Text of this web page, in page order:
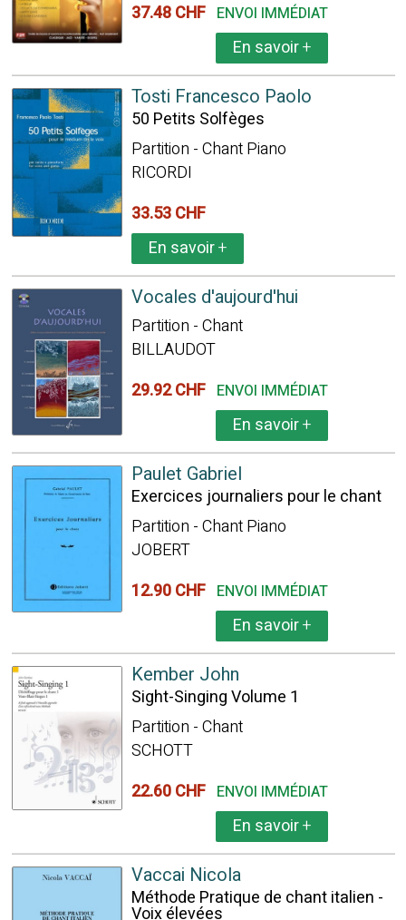
37.48 CHF ENVOI IMMÉDIAT
En savoir+
Tosti Francesco Paolo
50 Petits Solfèges
Partition - Chant Piano
RICORDI
33.53 CHF
En savoir+
Vocales d'aujourd'hui
Partition - Chant
BILLAUDOT
29.92 CHF ENVOI IMMÉDIAT
En savoir+
Paulet Gabriel
Exercices journaliers pour le chant
Partition - Chant Piano
JOBERT
12.90 CHF ENVOI IMMÉDIAT
En savoir+
Kember John
Sight-Singing Volume 1
Partition - Chant
SCHOTT
22.60 CHF ENVOI IMMÉDIAT
En savoir+
Vaccai Nicola
Méthode Pratique de chant italien -
Voix élevées